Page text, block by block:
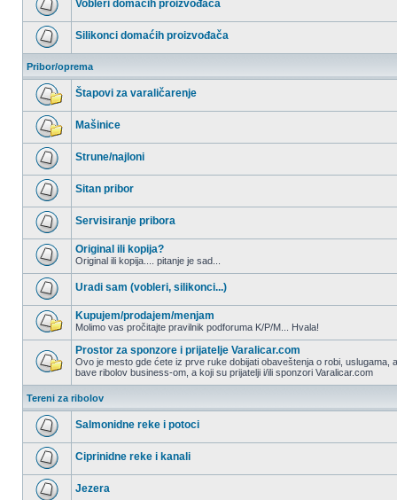
postova
Nema
nepročitanih
postova
Vobleri domaćih proizvođača
Nema
postova
Silikonci domaćih proizvođača
Pribor/oprema
Nema
nepročitanih
postova
Štapovi za varaličarenje
Nema
nepročitanih
postova
Mašinice
Nema
nepročitanih
postova
Strune/najloni
Nema
nepročitanih
postova
Sitan pribor
Nema
nepročitanih
postova
Servisiranje pribora
postova
Original ili kopija?
Original ili kopija.... pitanje je sad...
Nema
nepročitanih
postova
Uradi sam (vobleri, silikonci...)
nepročitanih
postova
Kupujem/prodajem/menjam
Molimo vas pročitajte pravilnik podforuma K/P/M... Hvala!
Nema
nepročitanih
postova
Prostor za sponzore i prijatelje Varalicar.com
Ovo je mesto gde ćete iz prve ruke dobijati obaveštenja o robi, uslugama,
bave ribolov business-om, a koji su prijatelji i/ili sponzori Varalicar.com
Tereni za ribolov
Nema
nepročitanih
postova
Salmonidne reke i potoci
Nema
nepročitanih
postova
Ciprinidne reke i kanali
Jezera